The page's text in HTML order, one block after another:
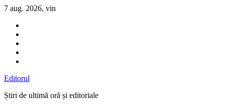
Sari
conținut
7 aug. 2026, vin
Editorul
Știri de ultimă oră și editoriale